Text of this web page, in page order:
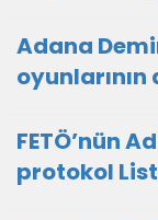
Adana
FETÖ’nün
protokol